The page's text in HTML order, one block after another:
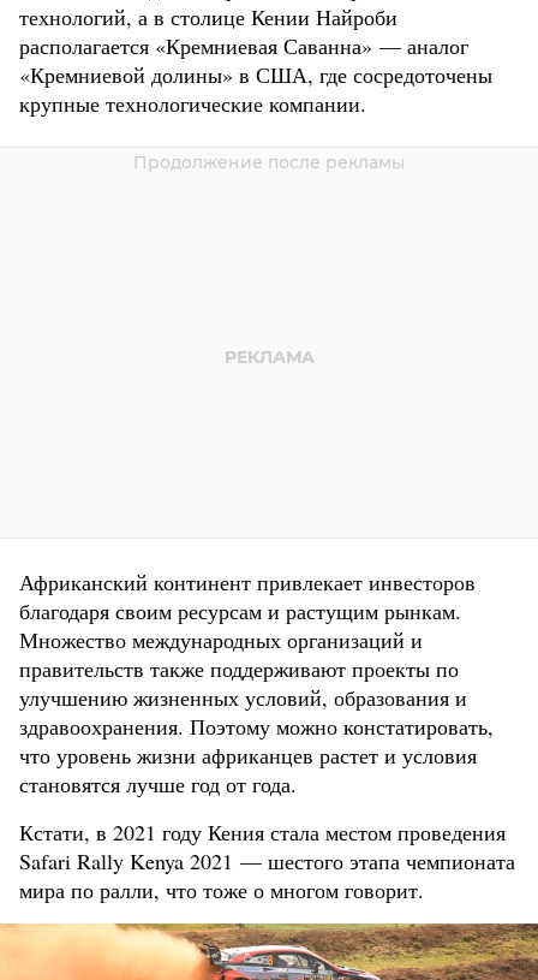
технологий, а в столице Кении Найроби
располагается «Кремниевая Саванна» — аналог
«Кремниевой долины» в США, где сосредоточены
крупные технологические компании.
Африканский континент привлекает инвесторов
благодаря своим ресурсам и растущим рынкам.
Множество международных организаций и
правительств также поддерживают проекты по
улучшению жизненных условий, образования и
здравоохранения. Поэтому можно констатировать,
что уровень жизни африканцев растет и условия
становятся лучше год от года.
Кстати, в 2021 году Кения стала местом проведения
Safari Rally Kenya 2021 — шестого этапа чемпионата
мира по ралли, что тоже о многом говорит.